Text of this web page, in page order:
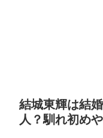
結城東輝は結
人？馴れ初め